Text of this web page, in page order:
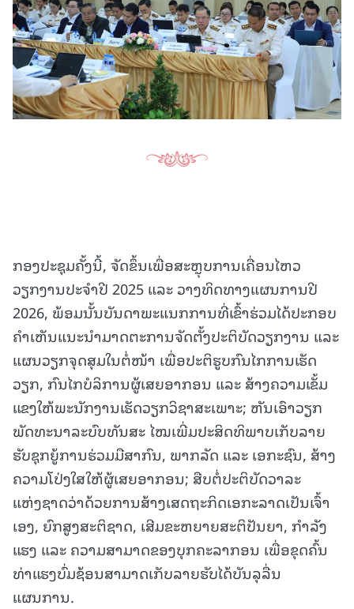
ກອງປະຊຸມຄັ້ງນີ້, ຈັດຂຶ້ນເພື່ອສະຫຼຸບການເຄື່ອນໄຫວ
ວຽກງານປະຈຳປີ 2025 ແລະ ວາງທິດທາງແຜນການປີ
2026, ພ້ອມນັ້ນບັນດາພະແນກການທີ່ເຂົ້າຮ່ວມໄດ້ປະກອບ
ຄຳເຫັນແນະນຳມາດຕະການຈັດຕັ້ງປະຕິບັດວຽກງານ ແລະ
ແຜນວຽກຈຸດສຸມໃນຕໍ່ໜ້າ ເພື່ອປະຕິຮູບກົນໄກການເຮັດ
ວຽກ, ກົນໄກບໍລິການຜູ້ເສຍອາກອນ ແລະ ສ້າງຄວາມເຂັ້ມ
ແຂງໃຫ້ພະນັກງານເຮັດວຽກວິຊາສະເພາະ; ຫັນເອົາວຽກ
ພັດທະນາລະບົບທັນສະ ໄໝເພີ່ມປະສິດທິພາບເກັບລາຍ
ຮັບຊຸກຍູ້ການຮ່ວມມືສາກົນ, ພາກລັດ ແລະ ເອກະຊົນ, ສ້າງ
ຄວາມໂປ່ງໃສໃຫ້ຜູ້ເສຍອາກອນ; ສືບຕໍ່ປະຕິບັດວາລະ
ແຫ່ງຊາດວ່າດ້ວຍການສ້າງເສດຖະກິດເອກະລາດເປັນເຈົ້າ
ເອງ, ຍົກສູງສະຕິຊາດ, ເສີມຂະຫຍາຍສະຕິປັນຍາ, ກໍາລັງ
ແຮງ ແລະ ຄວາມສາມາດຂອງບຸກຄະລາກອນ ເພື່ອຂຸດຄົ້ນ
ທ່າແຮງບົ່ມຊ້ອນສາມາດເກັບລາຍຮັບໄດ້ບັນລຸລື່ນ
ແຜນການ.